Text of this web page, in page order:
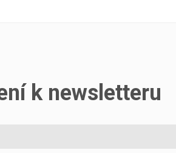
k newsletteru